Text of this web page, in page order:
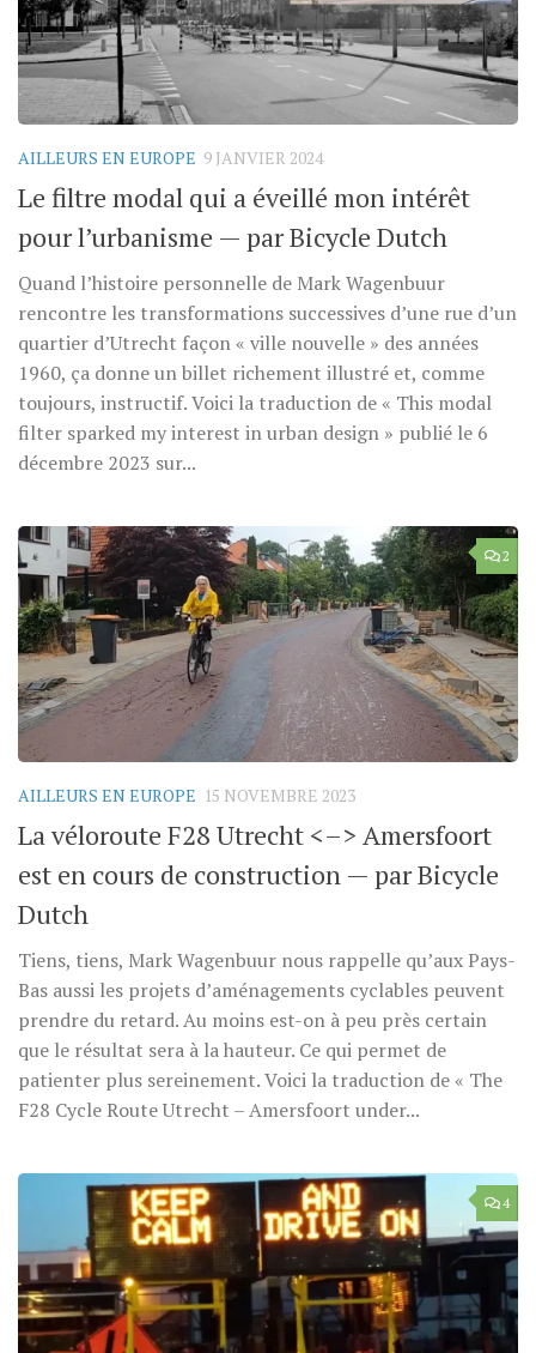
AILLEURS EN EUROPE 9 JANVIER 2024
Le filtre modal qui a éveillé mon intérêt
pour l’urbanisme — par Bicycle Dutch
Quand l’histoire personnelle de Mark Wagenbuur
rencontre les transformations successives d’une rue d’un
quartier d’Utrecht façon « ville nouvelle » des années
1960, ça donne un billet richement illustré et, comme
toujours, instructif. Voici la traduction de « This modal
filter sparked my interest in urban design » publié le 6
décembre 2023 sur...
2
AILLEURS EN EUROPE 15 NOVEMBRE 2023
La véloroute F28 Utrecht <–> Amersfoort
est en cours de construction — par Bicycle
Dutch
Tiens, tiens, Mark Wagenbuur nous rappelle qu’aux Pays-
Bas aussi les projets d’aménagements cyclables peuvent
prendre du retard. Au moins est-on à peu près certain
que le résultat sera à la hauteur. Ce qui permet de
patienter plus sereinement. Voici la traduction de « The
F28 Cycle Route Utrecht – Amersfoort under...
4